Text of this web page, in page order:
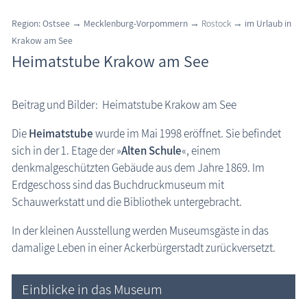
Karten
Aktuelles
FKK-Strände
den Strand erleben
die Natur erleben
Kranich Grus grus
Sehenswertes
Region: Ostsee → Mecklenburg-Vorpommern → Rostock → im Urlaub in
Krakow am See
Heimatstube Krakow am See
Beitrag und Bilder: Heimatstube Krakow am See
DieHeimatstubewurde im Mai 1998 eröffnet. Sie befindet
sich in der 1. Etage der »Alten Schule«, einem
denkmalgeschützten Gebäude aus dem Jahre 1869. Im
Erdgeschoss sind das Buchdruckmuseum mit
Schauwerkstatt und die Bibliothek untergebracht.
In der kleinen Ausstellung werden Museumsgäste in das
damalige Leben in einer Ackerbürgerstadt zurückversetzt.
Einblicke in das Museum